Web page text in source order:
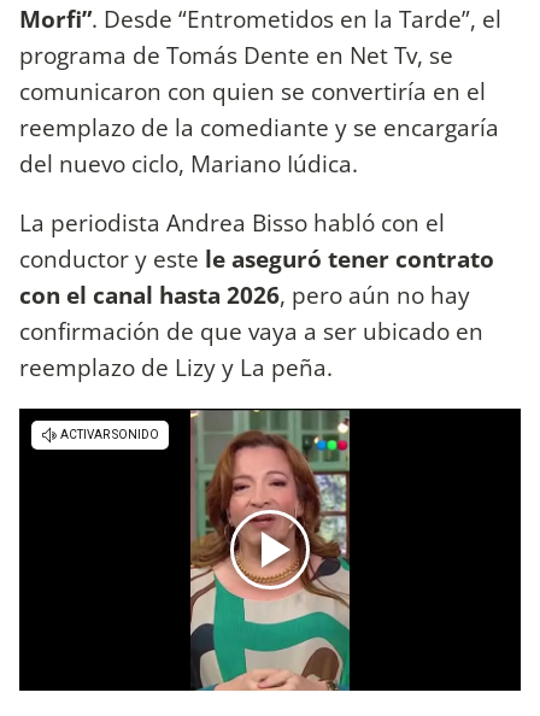
Morfi”. Desde “Entrometidos en la Tarde”, el
programa de Tomás Dente en Net Tv, se
comunicaron con quien se convertiría en el
reemplazo de la comediante y se encargaría
del nuevo ciclo, Mariano Iúdica.
La periodista Andrea Bisso habló con el
conductor y este le aseguró tener contrato
con el canal hasta 2026, pero aún no hay
confirmación de que vaya a ser ubicado en
reemplazo de Lizy y La peña.